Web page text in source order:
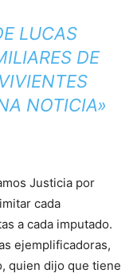
LUCAS
DE
NOTICIA»
Justicia por
cada
a cada imputado.
ejemplificadoras,
quien dijo que tiene